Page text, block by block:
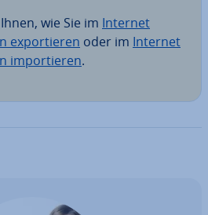
wie Sie im Internet
ex­por­tie­ren oder im Internet
im­por­tie­ren.